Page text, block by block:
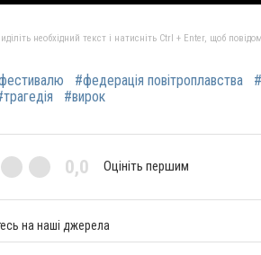
необхідний текст і натисніть Ctrl + Enter, щоб
#федерація повітроплавства
#вирок
0,0 Оцініть першим
на наші джерела